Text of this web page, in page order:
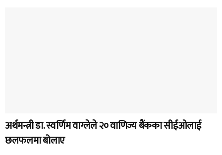
अर्थमन्त्री डा. स्वर्णिम वाग्लेले २० वाणिज्य बैंकका सीईओलाई
छलफलमा बोलाए